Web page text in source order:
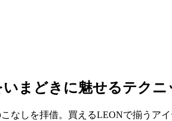
いまどきに魅せるテク
なしを拝借。買えるLEONで揃うア